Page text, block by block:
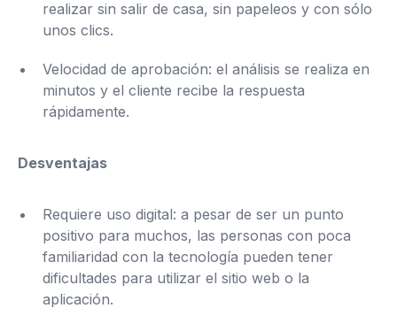
realizar sin salir de casa, sin papeleos y con sólo
unos clics.
Velocidad de aprobación: el análisis se realiza en
minutos y el cliente recibe la respuesta
rápidamente.
Desventajas
Requiere uso digital: a pesar de ser un punto
positivo para muchos, las personas con poca
familiaridad con la tecnología pueden tener
dificultades para utilizar el sitio web o la
aplicación.